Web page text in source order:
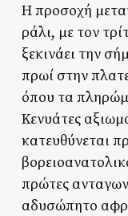
Η προσοχή
ράλι, με τον
ξεκινάει την
πρωί στην
όπου τα
Κενυάτες
κατευθύνεται
πρώτες
αδυσώπητο